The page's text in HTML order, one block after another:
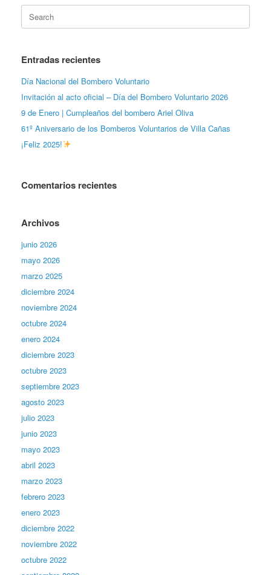
Search
for:
Entradas recientes
Día Nacional del Bombero Voluntario
Invitación al acto oficial – Día del Bombero Voluntario 2026
9 de Enero | Cumpleaños del bombero Ariel Oliva
61º Aniversario de los Bomberos Voluntarios de Villa Cañas
¡Feliz 2025!
Comentarios recientes
Archivos
junio 2026
mayo 2026
marzo 2025
diciembre 2024
noviembre 2024
octubre 2024
enero 2024
diciembre 2023
octubre 2023
septiembre 2023
agosto 2023
julio 2023
junio 2023
mayo 2023
abril 2023
marzo 2023
febrero 2023
enero 2023
diciembre 2022
noviembre 2022
octubre 2022